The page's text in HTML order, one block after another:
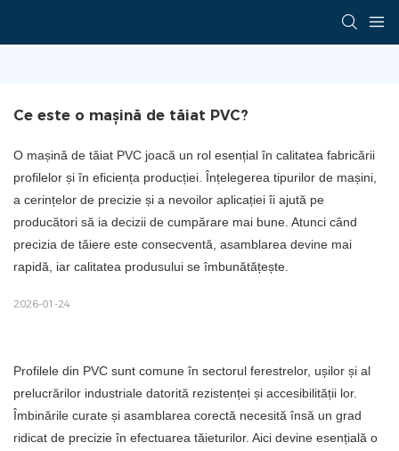
Ce este o mașină de tăiat PVC?
O mașină de tăiat PVC joacă un rol esențial în calitatea fabricării
profilelor și în eficiența producției. Înțelegerea tipurilor de mașini,
a cerințelor de precizie și a nevoilor aplicației îi ajută pe
producători să ia decizii de cumpărare mai bune. Atunci când
precizia de tăiere este consecventă, asamblarea devine mai
rapidă, iar calitatea produsului se îmbunătățește.
2026-01-24
Profilele din PVC sunt comune în sectorul ferestrelor, ușilor și al
prelucrărilor industriale datorită rezistenței și accesibilității lor.
Îmbinările curate și asamblarea corectă necesită însă un grad
ridicat de precizie în efectuarea tăieturilor. Aici devine esențială o